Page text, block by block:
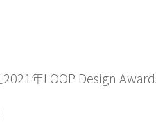
年LOOP Design